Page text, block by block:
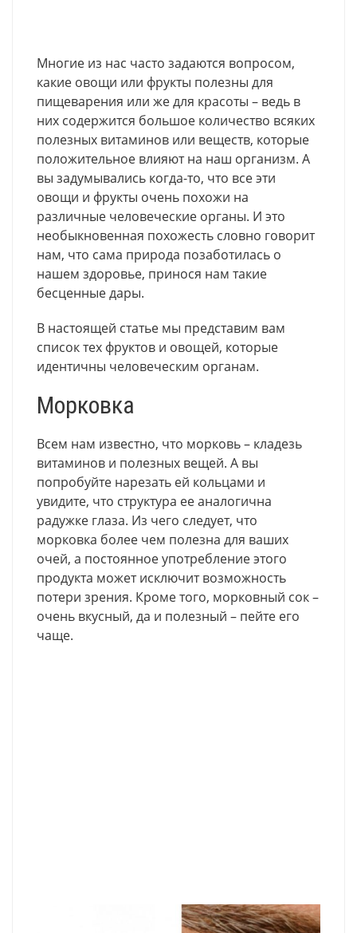
Многие из нас часто задаются вопросом,
какие овощи или фрукты полезны для
пищеварения или же для красоты – ведь в
них содержится большое количество всяких
полезных витаминов или веществ, которые
положительное влияют на наш организм. А
вы задумывались когда-то, что все эти
овощи и фрукты очень похожи на
различные человеческие органы. И это
необыкновенная похожесть словно говорит
нам, что сама природа позаботилась о
нашем здоровье, принося нам такие
бесценные дары.
В настоящей статье мы представим вам
список тех фруктов и овощей, которые
идентичны человеческим органам.
Морковка
Всем нам известно, что морковь – кладезь
витаминов и полезных вещей. А вы
попробуйте нарезать ей кольцами и
увидите, что структура ее аналогична
радужке глаза. Из чего следует, что
морковка более чем полезна для ваших
очей, а постоянное употребление этого
продукта может исключит возможность
потери зрения. Кроме того, морковный сок –
очень вкусный, да и полезный – пейте его
чаще.